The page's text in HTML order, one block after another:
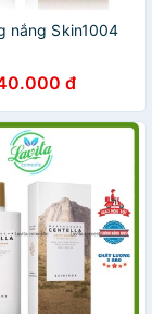
nắng Skin1004
đ